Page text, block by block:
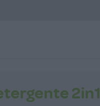
2in1